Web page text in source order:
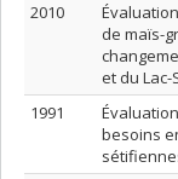
2010
de maïs-
et du Lac-
1991
besoins